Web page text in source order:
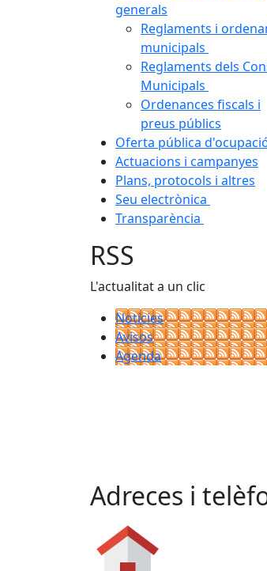
generals
Reglaments i
municipals
Reglaments dels
Municipals
Ordenances fiscals i
preus públics
Oferta pública
Actuacions i campanyes
Plans, protocols i altres
Seu electrònica
Transparència
RSS
L'actualitat a un clic
Notícies
Avisos
Agenda
Adreces i